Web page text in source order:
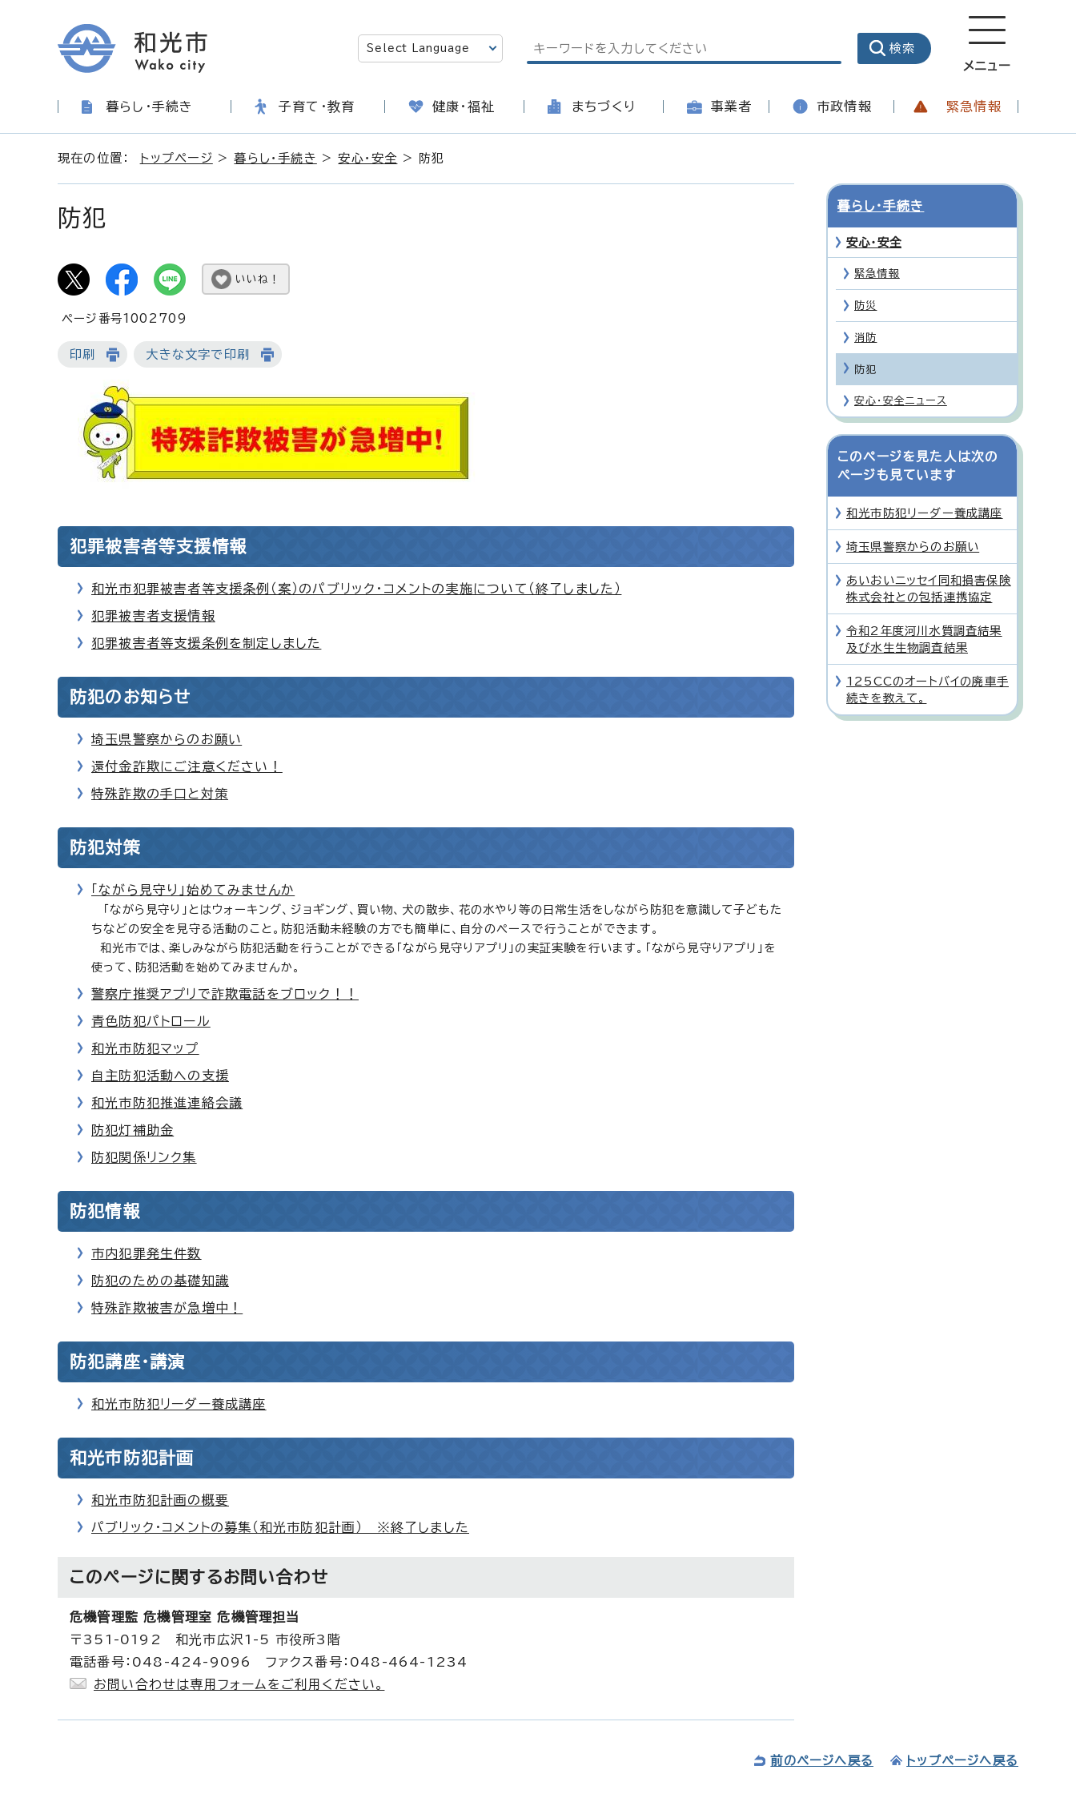
メニュー
暮らし・手続き 子育て・教育 健康・福祉 まちづくり 事業者 市政情報 緊急情報
現在の位置： トップページ >暮らし・手続き >安心・安全 > 防犯
防犯
いいね！
ページ番号1002709
印刷 大きな文字で印刷
犯罪被害者等支援情報
和光市犯罪被害者等支援条例（案）のパブリック・コメントの実施について（終了しました）
犯罪被害者支援情報
犯罪被害者等支援条例を制定しました
防犯のお知らせ
埼玉県警察からのお願い
還付金詐欺にご注意ください！
特殊詐欺の手口と対策
防犯対策
「ながら見守り」始めてみませんか
「ながら見守り」とはウォーキング、ジョギング、買い物、犬の散歩、花の水やり等の日常生活をしながら防犯を意識して子どもた
ちなどの安全を見守る活動のこと。防犯活動未経験の方でも簡単に、自分のペースで行うことができます。
和光市では、楽しみながら防犯活動を行うことができる「ながら見守りアプリ」の実証実験を行います。「ながら見守りアプリ」を
使って、防犯活動を始めてみませんか。
警察庁推奨アプリで詐欺電話をブロック！！
青色防犯パトロール
和光市防犯マップ
自主防犯活動への支援
和光市防犯推進連絡会議
防犯灯補助金
防犯関係リンク集
防犯情報
市内犯罪発生件数
防犯のための基礎知識
特殊詐欺被害が急増中！
防犯講座・講演
和光市防犯リーダー養成講座
和光市防犯計画
和光市防犯計画の概要
パブリック・コメントの募集（和光市防犯計画） ※終了しました
このページに関するお問い合わせ
危機管理監 危機管理室 危機管理担当
〒351-0192 和光市広沢1-5 市役所3階
電話番号：048-424-9096 ファクス番号：048-464-1234
お問い合わせは専用フォームをご利用ください。
暮らし・手続き
安心・安全
緊急情報
防災
消防
防犯
安心・安全ニュース
このページを見た人は次の
ページも見ています
和光市防犯リーダー養成講座
埼玉県警察からのお願い
あいおいニッセイ同和損害保険
株式会社との包括連携協定
令和2年度河川水質調査結果
及び水生生物調査結果
125CCのオートバイの廃車手
続きを教えて。
前のページへ戻る トップページへ戻る